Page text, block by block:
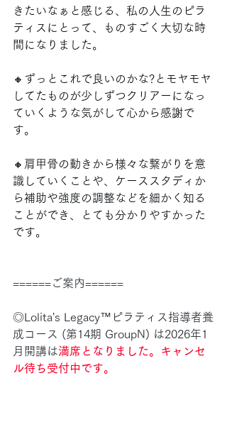
きたいなぁと感じる、私の人生のピラ
ティスにとって、ものすごく大切な時
間になりました。
🔸ずっとこれで良いのかな?とモヤモヤ
してたものが少しずつクリアーになっ
ていくような気がして心から感謝で
す。
🔸肩甲骨の動きから様々な繋がりを意
識していくことや、ケーススタディか
ら補助や強度の調整などを細かく知る
ことができ、とても分かりやすかった
です。
======ご案内======
◎Lolita's Legacy™︎ピラティス指導者養
成コース (第14期 GroupN) は2026年1
月開講は満席となりました。キャンセ
ル待ち受付中です。